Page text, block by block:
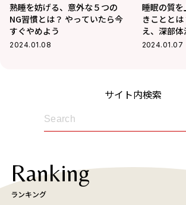
熟睡を妨げる、意外な５つの
NG習慣とは？ やっていたら今
すぐやめよう
2024.01.08
睡眠の質
きことと
え、深部体
2024.01.07
サイト内検索
Ranking
ランキング